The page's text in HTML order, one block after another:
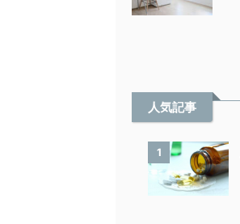
人気記事
1